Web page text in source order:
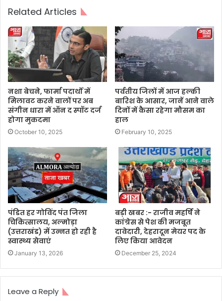
Related Articles
नशा बेचने, फार्मा पदार्थों में
मिलावट करने वालों पर अब
संगीन धारा में ऑन द स्पॉट दर्ज
होगा मुकदमा
October 10, 2025
पर्वतीय जिलों में आज हल्की
बारिश के आसार, जानें आने वाले
दिनों में कैसा रहेगा मौसम का
हाल
February 10, 2025
पंडित हर गोविंद पंत जिला
चिकित्सालय, अल्मोड़ा
(उत्तराखंड) में उन्नत हो रही है
स्वास्थ्य सेवाएं
January 13, 2026
बड़ी खबर :- राजीव महर्षि ने
कांग्रेस से पेश की मजबूत
दावेदारी, देहरादून मेयर पद के
लिए किया आवेदन
December 25, 2024
Leave a Reply